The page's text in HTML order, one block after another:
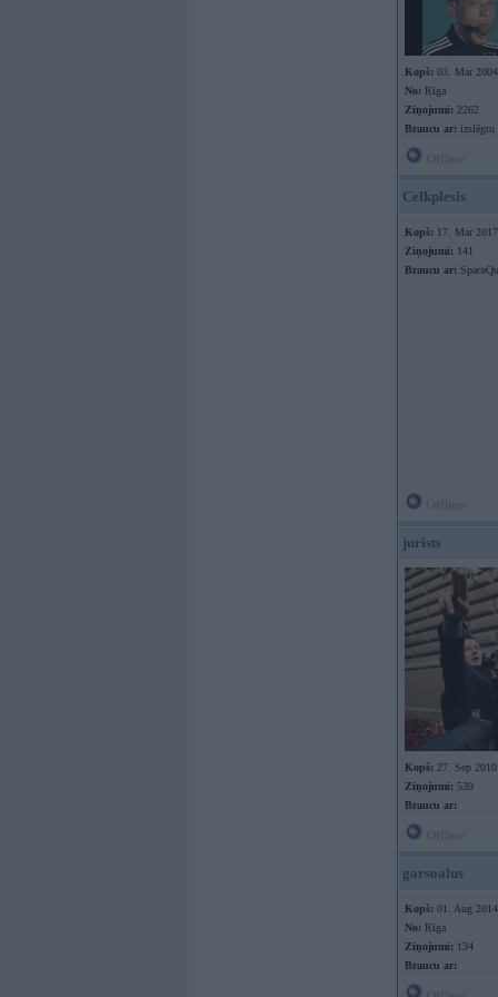
Kopš: 03. Mar 2004
No: Rīga
Ziņojumi: 2262
Braucu ar: izslēgtu
Celkplesis
Kopš: 17. Mar 2017
Ziņojumi: 141
Braucu ar:
jurists
Kopš: 27. Sep 2010
Ziņojumi: 539
Braucu ar:
garsoalus
Kopš: 01. Aug 2014
No: Rīga
Ziņojumi: 134
Braucu ar: